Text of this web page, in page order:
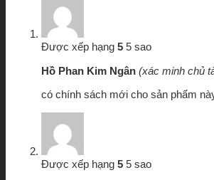
Được xếp hạng 5 5 sao
Hồ Phan Kim Ngân (xác minh chủ
có chính sách mới cho sản phẩm
Được xếp hạng 5 5 sao